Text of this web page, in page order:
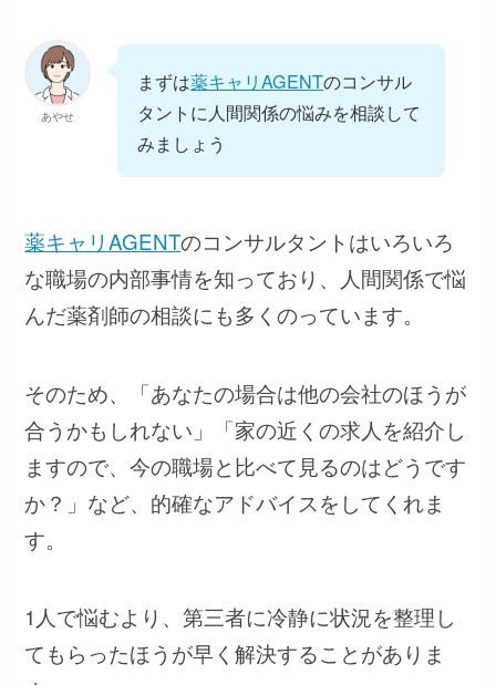
あやせ
まずは薬キャリAGENTのコンサル
タントに人間関係の悩みを相談して
みましょう
薬キャリAGENTのコンサルタントはいろいろ
な職場の内部事情を知っており、人間関係で悩
んだ薬剤師の相談にも多くのっています。
そのため、「あなたの場合は他の会社のほうが
合うかもしれない」「家の近くの求人を紹介し
ますので、今の職場と比べて見るのはどうです
か？」など、的確なアドバイスをしてくれま
す。
1人で悩むより、第三者に冷静に状況を整理し
てもらったほうが早く解決することがありま